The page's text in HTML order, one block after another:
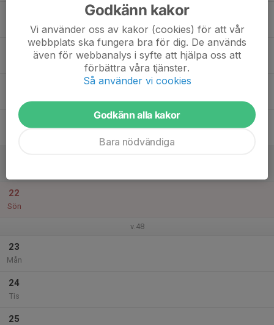
20
22
Sön
v.48
23
Mån
24
Tis
25
Godkänn kakor
Vi använder oss av kakor (cookies) för att vår
webbplats ska fungera bra för dig. De används
även för webbanalys i syfte att hjälpa oss att
förbättra våra tjänster.
Så använder vi cookies
Godkänn alla kakor
Bara nödvändiga